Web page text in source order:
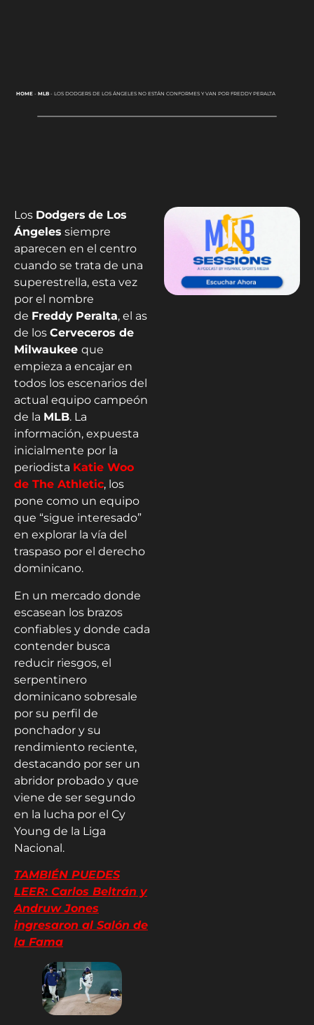
HOME- MLB- LOS DODGERS DE LOS ÁNGELES NO ESTÁN CONFORMES Y VAN POR FREDDY PERALTA
Los Dodgers de Los
Ángeles siempre
aparecen en el centro
cuando se trata de una
superestrella, esta vez
por el nombre
de Freddy Peralta, el as
de los Cerveceros de
Milwaukee que
empieza a encajar en
todos los escenarios del
actual equipo campeón
de la MLB. La
información, expuesta
inicialmente por la
periodista Katie Woo
de The Athletic, los
pone como un equipo
que “sigue interesado”
en explorar la vía del
traspaso por el derecho
dominicano.
En un mercado donde
escasean los brazos
confiables y donde cada
contender busca
reducir riesgos, el
serpentinero
dominicano sobresale
por su perfil de
ponchador y su
rendimiento reciente,
destacando por ser un
abridor probado y que
viene de ser segundo
en la lucha por el Cy
Young de la Liga
Nacional.
​TAMBIÉN PUEDES
LEER: Carlos Beltrán y
Andruw Jones
ingresaron al Salón de
la Fama